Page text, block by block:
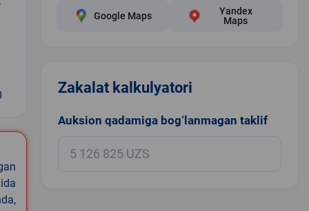
Google Maps
Yandex
Maps
Zakalat kalkulyatori
Auksion qadamiga bog‘lanmagan taklif